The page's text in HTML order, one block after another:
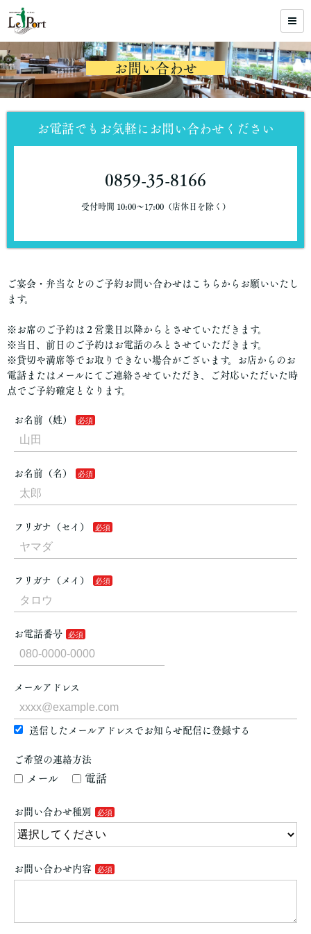
お問い合わせ
お電話でもお気軽にお問い合わせください
0859-35-8166
受付時間 10:00〜17:00（店休日を除く）
ご宴会・弁当などのご予約お問い合わせはこちらからお願いいたし
ます。
※お席のご予約は２営業日以降からとさせていただきます。
※当日、前日のご予約はお電話のみとさせていただきます。
※貸切や満席等でお取りできない場合がございます。お店からのお
電話またはメールにてご連絡させていただき、ご対応いただいた時
点でご予約確定となります。
お名前（姓）
お名前（名）
フリガナ（セイ）
フリガナ（メイ）
お電話番号
メールアドレス
送信したメールアドレスでお知らせ配信に登録する
ご希望の連絡方法
メール 電話
お問い合わせ種別
お問い合わせ内容